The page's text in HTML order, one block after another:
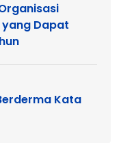
yang Dapat
Kata